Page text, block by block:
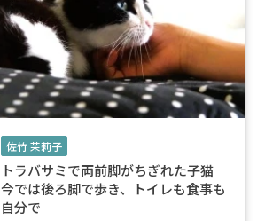
佐竹 茉莉子
トラバサミで両前脚がちぎれた子猫
今では後ろ脚で歩き、トイレも食事も
自分で